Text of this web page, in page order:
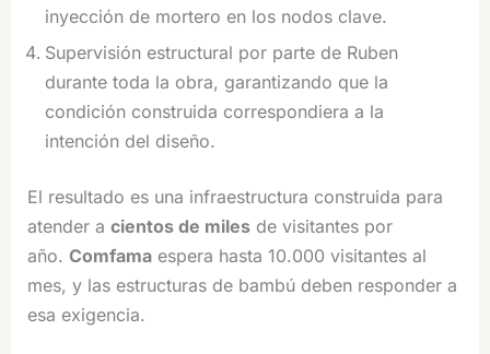
inyección de mortero en los nodos clave.
Supervisión estructural por parte de Ruben
durante toda la obra, garantizando que la
condición construida correspondiera a la
intención del diseño.
El resultado es una infraestructura construida para
atender a cientos de miles de visitantes por
año. Comfama espera hasta 10.000 visitantes al
mes, y las estructuras de bambú deben responder a
esa exigencia.